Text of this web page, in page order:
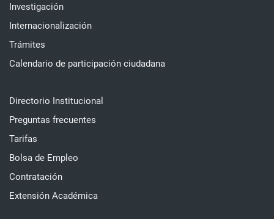
Investigación
Internacionalización
Trámites
Calendario de participación ciudadana
Directorio Institucional
Preguntas frecuentes
Tarifas
Bolsa de Empleo
Contratación
Extensión Académica